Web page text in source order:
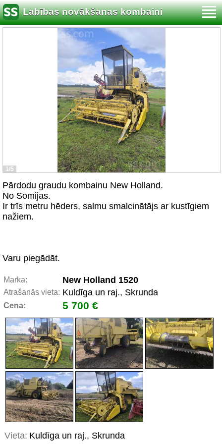
Labības novākšanas kombaini
1/5
Pārdodu graudu kombainu New Holland.
No Somijas.
Ir trīs metru hēders, salmu smalcinātājs ar kustīgiem
nažiem.
Varu piegādāt.
Marka: New Holland 1520
Atrašanās vieta: Kuldīga un raj., Skrunda
Cena: 5 700 €
Vieta: Kuldīga un raj., Skrunda